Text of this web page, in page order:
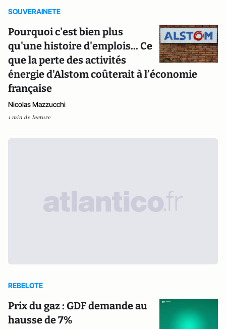
SOUVERAINETE
Pourquoi c'est bien plus
qu'une histoire d'emplois... Ce
que la perte des activités
énergie d'Alstom coûterait à l’économie
française
Nicolas Mazzucchi
1 min de lecture
REBELOTE
Prix du gaz : GDF demande au
hausse de 7%